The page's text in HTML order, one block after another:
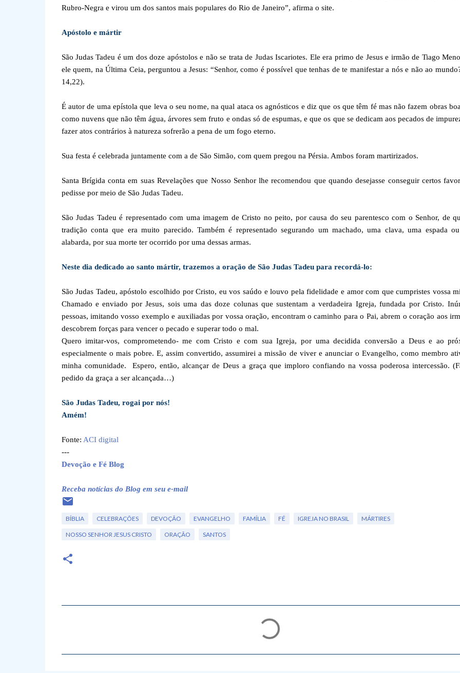
Rubro-Negra e virou um dos santos mais populares do Rio de Janeiro”, afirma o site.
Apóstolo e mártir
São Judas Tadeu é um dos doze apóstolos e não se trata de Judas Iscariotes. Ele era primo de Jesus e irmão de Tiago
ele quem, na Última Ceia, perguntou a Jesus: “Senhor, como é possível que tenhas de te manifestar a nós e não ao
14,22).
É autor de uma epístola que leva o seu nome, na qual ataca os agnósticos e diz que os que têm fé mas não fazem obras
como nuvens que não têm água, árvores sem fruto e ondas só de espumas, e que os que se dedicam aos pecados de
fazer atos contrários à natureza sofrerão a pena de um fogo eterno.
Sua festa é celebrada juntamente com a de São Simão, com quem pregou na Pérsia. Ambos foram martirizados.
Santa Brígida conta em suas Revelações que Nosso Senhor lhe recomendou que quando desejasse conseguir certos
pedisse por meio de São Judas Tadeu.
São Judas Tadeu é representado com uma imagem de Cristo no peito, por causa do seu parentesco com o Senhor, de
tradição conta que era muito parecido. Também é representado segurando um machado, uma clava, uma espada
alabarda, por sua morte ter ocorrido por uma dessas armas.
Neste dia dedicado ao santo mártir, trazemos a oração de São Judas Tadeu para recordá-lo:
São Judas Tadeu, apóstolo escolhido por Cristo, eu vos saúdo e louvo pela fidelidade e amor com que cumpristes vossa
Chamado e enviado por Jesus, sois uma das doze colunas que sustentam a verdadeira Igreja, fundada por Cristo.
pessoas, imitando vosso exemplo e auxiliadas por vossa oração, encontram o caminho para o Pai, abrem o coração aos
descobrem forças para vencer o pecado e superar todo o mal.
Quero imitar-vos, comprometendo- me com Cristo e com sua Igreja, por uma decidida conversão a Deus e ao
especialmente o mais pobre. E, assim convertido, assumirei a missão de viver e anunciar o Evangelho, como membro
minha comunidade. Espero, então, alcançar de Deus a graça que imploro confiando na vossa poderosa intercessão.
pedido da graça a ser alcançada…)
São Judas Tadeu, rogai por nós!
Amém!
Fonte: ACI digital
---
Devoção e Fé Blog
Receba notícias do Blog em seu e-mail
BÍBLIA CELEBRAÇÕES DEVOÇÃO EVANGELHO FAMÍLIA FÉ IGREJA NO BRASIL MÁRTIRES
NOSSO SENHOR JESUS CRISTO ORAÇÃO SANTOS